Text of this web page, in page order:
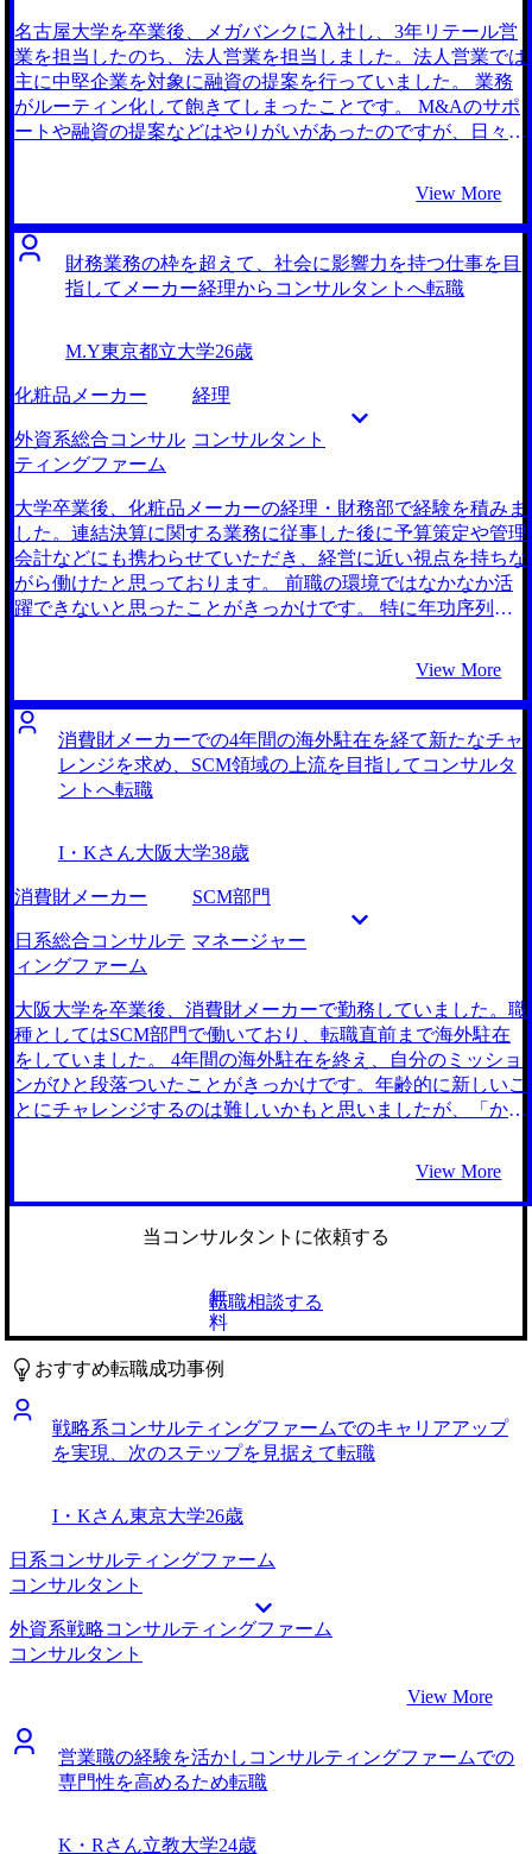
ームを魅力的に感じました。 初めての転職活動で不安もあ
ったので、色々なエージェントの話を聞きたく、4社の話を
聞きました。 MyVisionさんはコンサルティングファームに
ついて豊富な情報や転職支援経験を持っており、特に私のよ
うな異なる業界からコンサルタントに転職する人にも適切な
択肢を提案してくれたことが決め手となりました。担当の稲
田さんが私の望む業務を理解し、志望ファーム選びから的確
にサポートしてくれました。 非常に丁寧で、初めての転職
であった私にとっては心強いパートナーでした。各ファーム
の詳細な業務内容や長所・短所をお伝えしていただき、自分
た。ありがとうございました。 自分の価値観や希望を明確
信を持って意思決定ができたことが良かったです。 複数社
の選考スケジュールを調整するのが難しく、タイミングを見
誤りかけたことがありました。稲田さんのアドバイスのおか
げで事なきを得ましたが、計画的に時間を使うことが重要だ
と学びました。 転職前は年収680万円、転職後は年収800万
円になりました。
名古屋大学を卒業後、メガバンクに入社し、3年リテール営
業を担当したのち、法人営業を担当しました。法人営業では
主に中堅企業を対象に融資の提案を行っていました。 業務
がルーティン化して飽きてしまったことです。 M&Aのサポ
ートや融資の提案などはやりがいがあったのですが、日々の
イアントとの本質的な関係構築が難しいと感じていました。
FASコンサルタントが担当する事業再生プロジェクトの事例
を紹介している投稿をSNSで見つけたことがきっかけです。
そもそもFAS系コンサルティングファームの種類自体よく知
験が活かせそうだということから、非常に魅力的に感じまし
いたのですが、各ファームと強力なコネクションを持ってい
るという紹介文に惹かれてお話しすることにしました。稲田
さんは私のFAS系コンサルティングファームに転職したいと
必要な準備を整理して教えてくださりました。この方に頼め
ば間違いないと思い、支援をお願いすることにしました。
ファームとのコネクションが強みだとは伺っていましたが、
実際本当に沢山の求人を提示いただきました。おかげで各フ
ァームの待遇やカルチャーなどを比較検討することができま
FASに興味を持ったきっかけが事業再生プロジェクトだった
ので、転職先でも似たプロジェクトに取り組めそうで楽しみ
です。 特に転職活動初期は、面接で緊張して志望動機を上
手く伝えられないことがありました。面接回数を重ねる中で
慣れていったのですが、比較的志望度の高いファームから応
募してしまったのが心残りです。 転職前は年収600万円、転
View More
財務業務の枠を超えて、社会に影響力を持つ仕事を目
指してメーカー経理からコンサルタントへ転職
M.Y東京都立大学26歳
化粧品メーカー 経理
外資系総合コンサル
ティングファーム
コンサルタント
大学卒業後、化粧品メーカーの経理・財務部で経験を積みま
した。連結決算に関する業務に従事した後に予算策定や管理
会計などにも携わらせていただき、経営に近い視点を持ちな
がら働けたと思っております。 前職の環境ではなかなか活
躍できないと思ったことがきっかけです。 特に年功序列の
対があり実現できませんでした。 同級生が外資系コンサル
ティングファームに転職した話を直接聞いたことがきっかけ
です。クライアント企業のグローバル展開にあたり、マーケ
ティング戦略立案の支援を行っていると聞きました。自分も
そのような大規模なプロジェクトに携わり、社会にインパク
く、長期的に見て「何を達成したいのか？」「その為にコン
サルタントは最適か？」という質問をしていただき、将来の
ビジョンに親身に向き合っていただきました。とても信頼で
きる方だと感じ、引き続き支援をお願いしました。 コンサ
ルティングファームへの転職支援の実績が豊富で、ノウハウ
ーカー出身の方や、経理出身の方の事例も紹介頂き、とても
参考になりました。 化粧品業界自体は好きだったので、そ
の業界に継続して関われるファームに内定を頂いたことで
す。業界の知見をどうアピールする方法も稲田さんに教えて
頂いたので、それが高い評価に繋がったと思っています。
円、転職後は年収650万円になりました 稲田さんとの面談を
通じて、将来は事業責任者になるという目標ができました。
そのためにもコンサルタントとして問題解決能力やマネジメ
View More
消費財メーカーでの4年間の海外駐在を経て新たなチャ
レンジを求め、SCM領域の上流を目指してコンサルタ
ントへ転職
I・Kさん大阪大学38歳
消費財メーカー SCM部門
日系総合コンサルテ
ィングファーム
マネージャー
大阪大学を卒業後、消費財メーカーで勤務していました。職
種としてはSCM部門で働いており、転職直前まで海外駐在
をしていました。 4年間の海外駐在を終え、自分のミッショ
ンがひと段落ついたことがきっかけです。年齢的に新しいこ
とにチャレンジするのは難しいかもと思いましたが、「かな
挑みました。 今から別の事業会社に転職するのは、色々な
意味でメリットが薄いと感じていました。事業会社独特のカ
ルチャーに馴染んだり、ビジネスを深く理解するのはかなり
れません。 それであればフラットにプロジェクトに向き合
って新しいスキルが身につく環境が良いと考え、コンサル転
職を考えました。また、SCMという領域自体は好きなの
で、その中でさらに上流にチャレンジしたい思いもありまし
た。 5社です。 年齢的に未経験での転職はかなり厳しいとい
うことは覚悟していましたが、担当いただいた稲田さんが直
近で40歳のコンサルタント未経験の方を大手ファームに支援
した実績をお持ちであったことから、そのノウハウを提供い
は、年齢の部分で難色を示されることもあったのですが、
ティングファームへ転職に臨めると感じました。 30後半は
ポテンシャルは見てもらえず、即戦力性をどれだけアピール
できるか、ということを口酸っぱく叩き込んでいただきまし
た。現実的なアドバイスを頂けたことで、地に足つけた準備
ができたのではないかと振り返っています。 即戦力性をア
正でかなり助けていただきました。コンサルファームの
SCM部門での案件事例を踏まえ、今までの経験をどうコン
サルで活かすのかというストーリー作りに協力いただき、非
常にありがたかったです。 そもそも書類選考すら通らない
されたことです。一時期WMS導入に携わっていましたが、
View More
当コンサルタントに依頼する
無
料
転職相談する
おすすめ転職成功事例
戦略系コンサルティングファームでのキャリアアップ
を実現、次のステップを見据えて転職
I・Kさん東京大学26歳
日系コンサルティングファーム
コンサルタント
外資系戦略コンサルティングファーム
コンサルタント
View More
営業職の経験を活かしコンサルティングファームでの
専門性を高めるため転職
K・Rさん立教大学24歳